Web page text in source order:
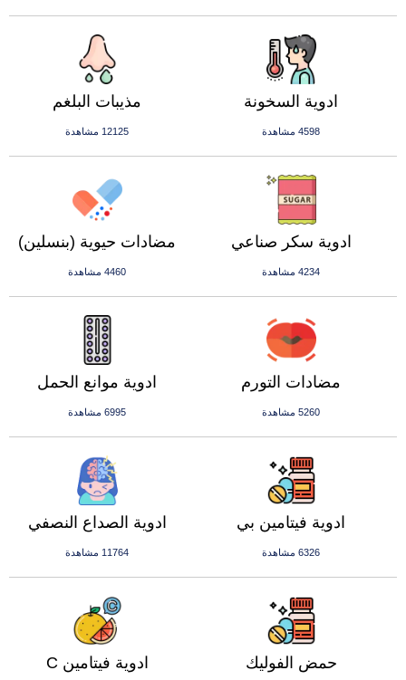
مذيبات البلغم
12125 مشاهدة
ادوية السخونة
4598 مشاهدة
مضادات حيوية (بنسلين)
4460 مشاهدة
ادوية سكر صناعي
4234 مشاهدة
ادوية موانع الحمل
6995 مشاهدة
مضادات التورم
5260 مشاهدة
ادوية الصداع النصفي
11764 مشاهدة
ادوية فيتامين بي
6326 مشاهدة
ادوية فيتامين C حمض الفوليك